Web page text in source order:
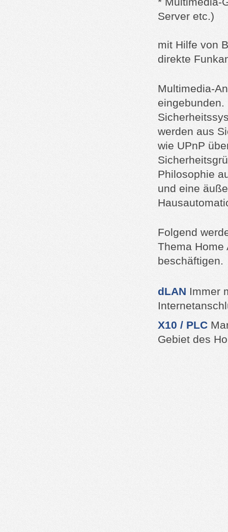
Server etc.)
mit Hilfe von
direkte
Multimedia-
werden aus
wie UPnP
Philosophie
und eine
Folgend
Thema Home
beschäftigen.
dLAN Immer
X10 / PLC
Gebiet des